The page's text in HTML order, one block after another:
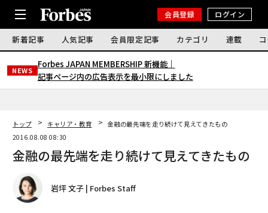
会員登録 ログイン
新着記事 人気記事 会員限定記事 カテゴリ 連載
NEWS
Forbes JAPAN MEMBERSHIP 新機能｜
記事ページ内の広告表示を最小限にしました
トップ キャリア・教育
金融の最先端を走り続けて見えてきたもの
2016.08.08 08:30
金融の最先端を走り続けて見えてきたもの
岩坪 文子 | Forbes Staff